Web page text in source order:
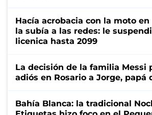
Hacía acrobacia con la moto
la subía a las redes: le
licenica hasta 2099
La decisión de la familia Messi
adiós en Rosario a Jorge, papá
Bahía Blanca: la tradicional